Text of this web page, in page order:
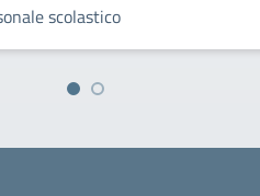
scolastico